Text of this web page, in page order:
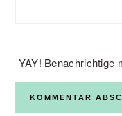
YAY! Benachrichtige